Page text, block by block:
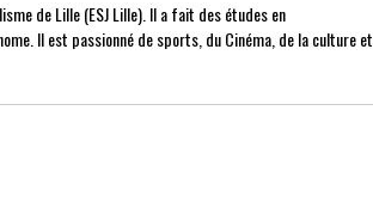
de Lille (ESJ Lille). Il a fait des études en
Il est passionné de sports, du Cinéma, de la culture